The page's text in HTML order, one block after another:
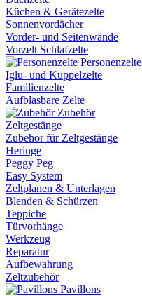
Küchen & Gerätezelte
Sonnenvordächer
Vorder- und Seitenwände
Vorzelt Schlafzelte
Personenzelte
Iglu- und Kuppelzelte
Familienzelte
Aufblasbare Zelte
Zubehör
Zeltgestänge
Zubehör für Zeltgestänge
Heringe
Peggy Peg
Easy System
Zeltplanen & Unterlagen
Blenden & Schürzen
Teppiche
Türvorhänge
Werkzeug
Reparatur
Aufbewahrung
Zeltzubehör
Pavillons